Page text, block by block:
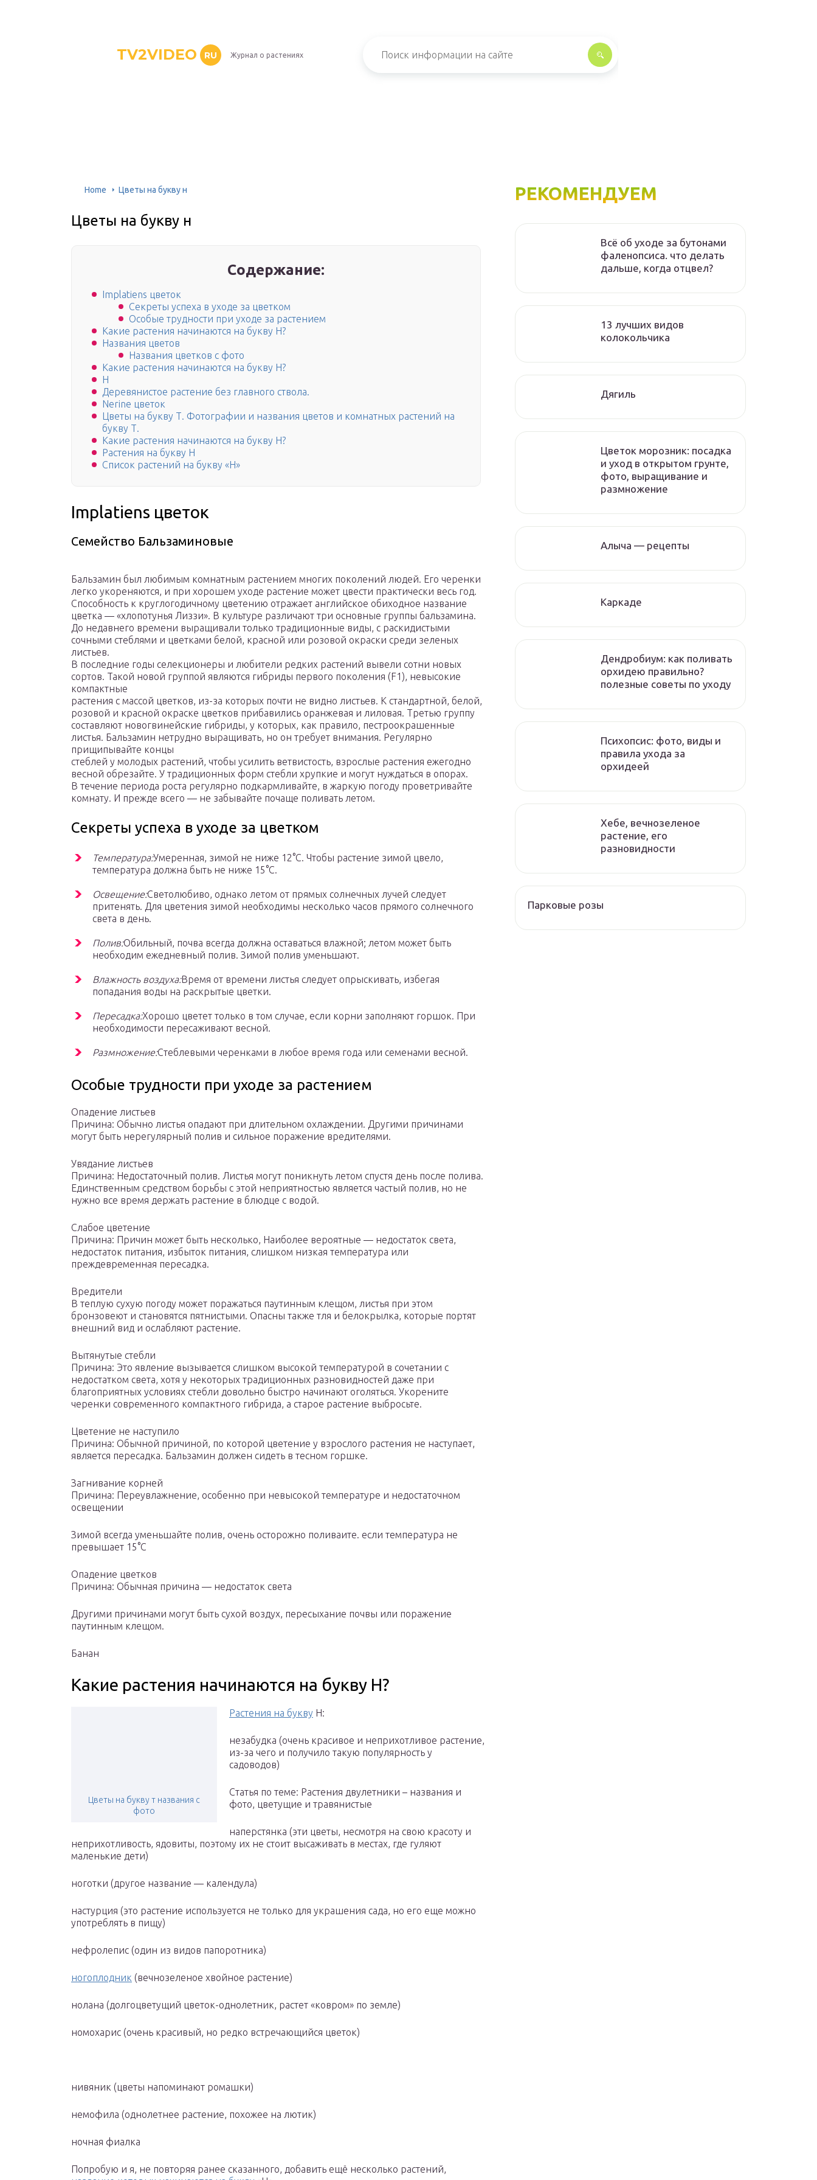
TV2VIDEO RU Журнал о растениях
Home Цветы на букву н
Цветы на букву н
Содержание:
Implatiens цветок
Секреты успеха в уходе за цветком
Особые трудности при уходе за растением
Какие растения начинаются на букву Н?
Названия цветов
Названия цветков с фото
Какие растения начинаются на букву Н?
Н
Деревянистое растение без главного ствола.
Nerine цветок
Цветы на букву Т. Фотографии и названия цветов и комнатных растений на
букву Т.
Какие растения начинаются на букву Н?
Растения на букву Н
Список растений на букву «Н»
Implatiens цветок
Семейство Бальзаминовые
Бальзамин был любимым комнатным растением многих поколений людей. Его черенки
легко укореняются, и при хорошем уходе растение может цвести практически весь год.
Способность к круглогодичному цветению отражает английское обиходное название
цветка — «хлопотунья Лиззи». В культуре различают три основные группы бальзамина.
До недавнего времени выращивали только традиционные виды, с раскидистыми
сочными стеблями и цветками белой, красной или розовой окраски среди зеленых
листьев.
В последние годы селекционеры и любители редких растений вывели сотни новых
сортов. Такой новой группой являются гибриды первого поколения (F1), невысокие
компактные
растения с массой цветков, из-за которых почти не видно листьев. К стандартной, белой,
розовой и красной окраске цветков прибавились оранжевая и лиловая. Третью группу
составляют новогвинейские гибриды, у которых, как правило, пестроокрашенные
листья. Бальзамин нетрудно выращивать, но он требует внимания. Регулярно
прищипывайте концы
стеблей у молодых растений, чтобы усилить ветвистость, взрослые растения ежегодно
весной обрезайте. У традиционных форм стебли хрупкие и могут нуждаться в опорах.
В течение периода роста регулярно подкармливайте, в жаркую погоду проветривайте
комнату. И прежде всего — не забывайте почаще поливать летом.
Секреты успеха в уходе за цветком
Температура:Умеренная, зимой не ниже 12°С. Чтобы растение зимой цвело,
температура должна быть не ниже 15°С.
Освещение:Светолюбиво, однако летом от прямых солнечных лучей следует
притенять. Для цветения зимой необходимы несколько часов прямого солнечного
света в день.
Полив:Обильный, почва всегда должна оставаться влажной; летом может быть
необходим ежедневный полив. Зимой полив уменьшают.
Влажность воздуха:Время от времени листья следует опрыскивать, избегая
попадания воды на раскрытые цветки.
Пересадка:Хорошо цветет только в том случае, если корни заполняют горшок. При
необходимости пересаживают весной.
Размножение:Стеблевыми черенками в любое время года или семенами весной.
Особые трудности при уходе за растением
Опадение листьев
Причина: Обычно листья опадают при длительном охлаждении. Другими причинами
могут быть нерегулярный полив и сильное поражение вредителями.
Увядание листьев
Причина: Недостаточный полив. Листья могут поникнуть летом спустя день после полива.
Единственным средством борьбы с этой неприятностью является частый полив, но не
нужно все время держать растение в блюдце с водой.
Слабое цветение
Причина: Причин может быть несколько, Наиболее вероятные — недостаток света,
недостаток питания, избыток питания, слишком низкая температура или
преждевременная пересадка.
Вредители
В теплую сухую погоду может поражаться паутинным клещом, листья при этом
бронзовеют и становятся пятнистыми. Опасны также тля и белокрылка, которые портят
внешний вид и ослабляют растение.
Вытянутые стебли
Причина: Это явление вызывается слишком высокой температурой в сочетании с
недостатком света, хотя у некоторых традиционных разновидностей даже при
благоприятных условиях стебли довольно быстро начинают оголяться. Укорените
черенки современного компактного гибрида, а старое растение выбросьте.
Цветение не наступило
Причина: Обычной причиной, по которой цветение у взрослого растения не наступает,
является пересадка. Бальзамин должен сидеть в тесном горшке.
Загнивание корней
Причина: Переувлажнение, особенно при невысокой температуре и недостаточном
освещении
Зимой всегда уменьшайте полив, очень осторожно поливаите. если температура не
превышает 15°С
Опадение цветков
Причина: Обычная причина — недостаток света
Другими причинами могут быть сухой воздух, пересыхание почвы или поражение
паутинным клещом.
Банан
Какие растения начинаются на букву Н?
Цветы на букву т названия с
фото
Растения на букву Н:
незабудка (очень красивое и неприхотливое растение,
из-за чего и получило такую популярность у
садоводов)
Статья по теме: Растения двулетники – названия и
фото, цветущие и травянистые
наперстянка (эти цветы, несмотря на свою красоту и
неприхотливость, ядовиты, поэтому их не стоит высаживать в местах, где гуляют
маленькие дети)
ноготки (другое название — календула)
настурция (это растение используется не только для украшения сада, но его еще можно
употреблять в пищу)
нефролепис (один из видов папоротника)
ногоплодник (вечнозеленое хвойное растение)
нолана (долгоцветущий цветок-однолетник, растет «ковром» по земле)
номохарис (очень красивый, но редко встречающийся цветок)
нивяник (цветы напоминают ромашки)
немофила (однолетнее растение, похожее на лютик)
ночная фиалка
Попробую и я, не повторяя ранее сказанного, добавить ещё несколько растений,
РЕКОМЕНДУЕМ
Всё об уходе за бутонами
фаленопсиса. что делать
дальше, когда отцвел?
13 лучших видов
колокольчика
Дягиль
Цветок морозник: посадка
и уход в открытом грунте,
фото, выращивание и
размножение
Алыча — рецепты
Каркаде
Дендробиум: как поливать
орхидею правильно?
полезные советы по уходу
Психопсис: фото, виды и
правила ухода за
орхидеей
Хебе, вечнозеленое
растение, его
разновидности
Парковые розы